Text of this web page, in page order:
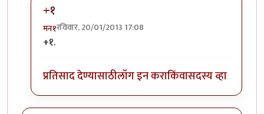
+१
मन१रविवार, 20/01/2013 17:08
In reply to
+१.
प्रतिसाद देण्यासाठीलॉग इन कराकिंवासदस्य व्हा